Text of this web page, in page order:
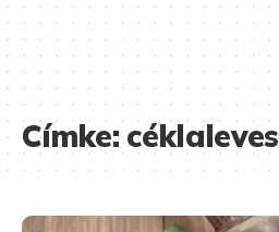
Címke:céklaleves